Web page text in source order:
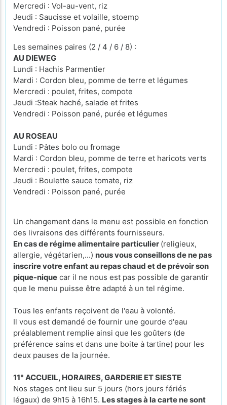
Mercredi : Vol-au-vent, riz
Jeudi : Saucisse et volaille, stoemp
Vendredi : Poisson pané, purée
Les semaines paires (2 / 4 / 6 / 8) :
AU DIEWEG
Lundi : Hachis Parmentier
Mardi : Cordon bleu, pomme de terre et légumes
Mercredi : poulet, frites, compote
Jeudi :Steak haché, salade et frites
Vendredi : Poisson pané, purée et légumes
AU ROSEAU
Lundi : Pâtes bolo ou fromage
Mardi : Cordon bleu, pomme de terre et haricots verts
Mercredi : poulet, frites, compote
Jeudi : Boulette sauce tomate, riz
Vendredi : Poisson pané, purée
Un changement dans le menu est possible en fonction
des livraisons des différents fournisseurs.
En cas de régime alimentaire particulier (religieux,
allergie, végétarien,...) nous vous conseillons de ne pas
inscrire votre enfant au repas chaud et de prévoir son
pique-nique car il ne nous est pas possible de garantir
que le menu puisse être adapté à un tel régime.
Tous les enfants reçoivent de l'eau à volonté.
Il vous est demandé de fournir une gourde d'eau
préalablement remplie ainsi que les goûters (de
préférence sains et dans une boite à tartine) pour les
deux pauses de la journée.
11° ACCUEIL, HORAIRES, GARDERIE ET SIESTE
Nos stages ont lieu sur 5 jours (hors jours fériés
légaux) de 9h15 à 16h15. Les stages à la carte ne sont